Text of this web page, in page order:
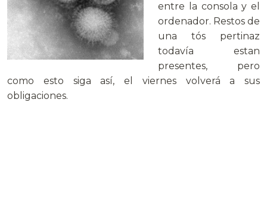
entre la consola y el
ordenador. Restos de
una tós pertinaz
todavía estan
presentes, pero
como esto siga así, el viernes volverá a sus
obligaciones.